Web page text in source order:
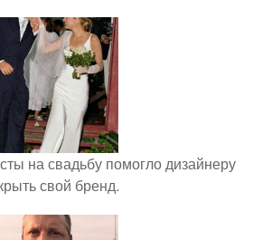
на свадьбу помогло дизайнеру
свой бренд.